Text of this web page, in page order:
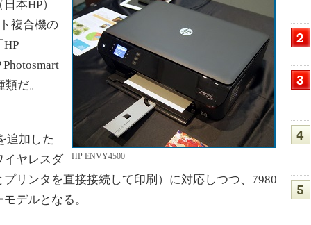
HP ENVY4500
本HP）
複合機の
だ。
追加した
イヤレスダ
リンタを直接接続して印刷）に対応しつつ、7980
デルとなる。